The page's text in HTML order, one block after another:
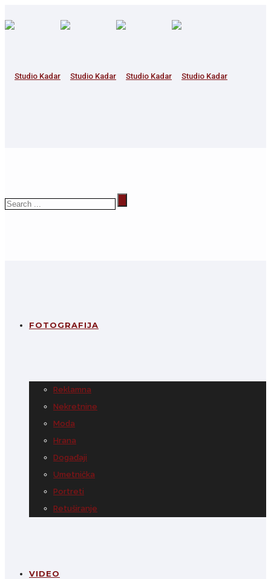
FOTOGRAFIJA
Reklamna
Nekretnine
Moda
Hrana
Događaji
Umetnička
Portreti
Retuširanje
VIDEO